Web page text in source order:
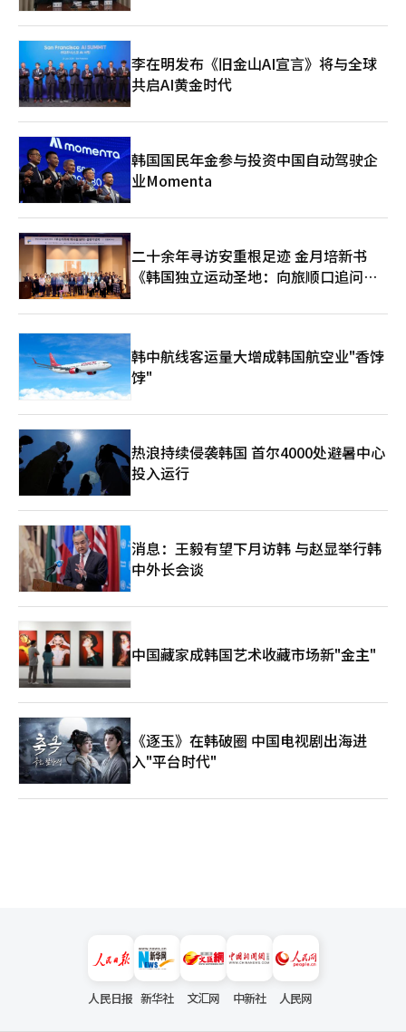
李在明发布《旧金山AI宣言》将与全球
共启AI黄金时代
韩国国民年金参与投资中国自动驾驶企
业Momenta
二十余年寻访安重根足迹 金月培新书
《韩国独立运动圣地：向旅顺口追问历
韩中航线客运量大增成韩国航空业"香饽
饽"
热浪持续侵袭韩国 首尔4000处避暑中心
投入运行
消息：王毅有望下月访韩 与赵显举行韩
中外长会谈
中国藏家成韩国艺术收藏市场新"金主"
《逐玉》在韩破圈 中国电视剧出海进
入"平台时代"
人民日报 新华社 文汇网 中新社 人民网